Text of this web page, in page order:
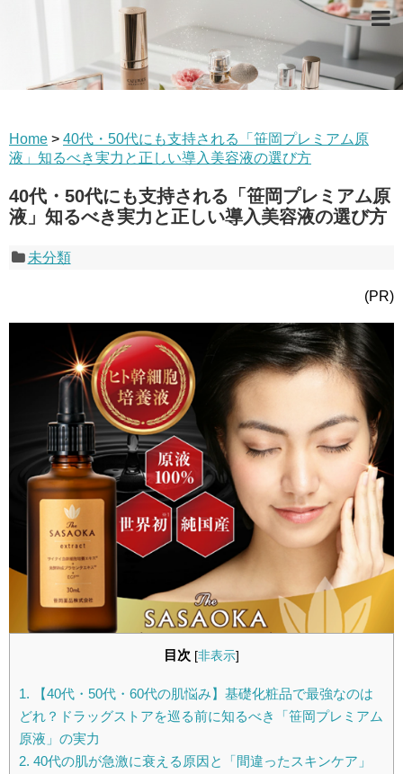
Home > 40代・50代にも支持される「笹岡プレミアム原
液」知るべき実力と正しい導入美容液の選び方
40代・50代にも支持される「笹岡プレミアム原
液」知るべき実力と正しい導入美容液の選び方
未分類
(PR)
目次 [非表示]
1. 【40代・50代・60代の肌悩み】基礎化粧品で最強なのは
どれ？ドラッグストアを巡る前に知るべき「笹岡プレミアム
原液」の実力
2. 40代の肌が急激に衰える原因と「間違ったスキンケア」